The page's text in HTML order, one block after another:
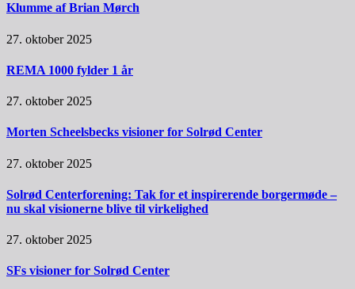
Klumme af Brian Mørch
27. oktober 2025
REMA 1000 fylder 1 år
27. oktober 2025
Morten Scheelsbecks visioner for Solrød Center
27. oktober 2025
Solrød Centerforening: Tak for et inspirerende borgermøde –
nu skal visionerne blive til virkelighed
27. oktober 2025
SFs visioner for Solrød Center